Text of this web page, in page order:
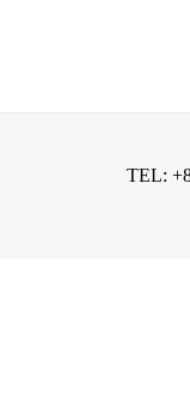
TEL: